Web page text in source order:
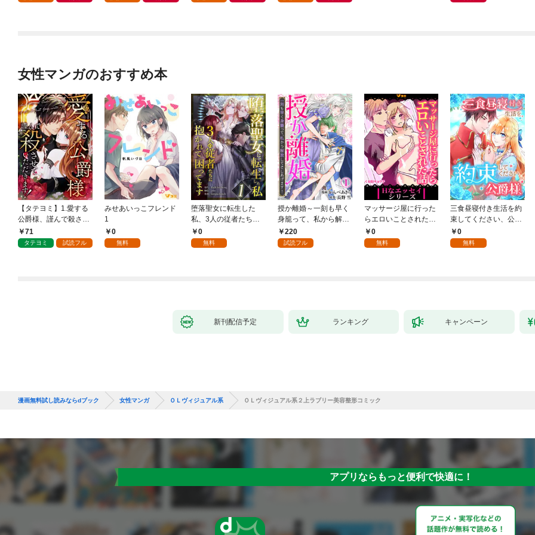
女性マンガのおすすめ本
【タテヨミ】1.愛する
公爵様、謹んで殺させ
ていただきます！
71
タテヨミ 試読フル
みせあいっこフレンド
1
0
無料
堕落聖女に転生した
私、3人の従者たちに
抱かれて困ってます 第
1話
0
無料
授か離婚～一刻も早く
身籠って、私から解放
してさしあげます！1
220
試読フル
マッサージ屋に行った
らエロいことされた話
1 0
無料
三食昼寝付き生活を約
束してください、公爵
様 1話
0
無料
新刊配信予定 ランキング キャンペーン
漫画無料試し読みならdブック 女性マンガ ＯＬヴィジュアル系 ＯＬヴィジュアル系２上ラブリー美容整形コミック
アプリならもっと便利で快適に！